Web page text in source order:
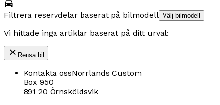
Filtrera reservdelar baserat på bilmodell Välj bilmodell
Vi hittade inga artiklar baserat på ditt urval:
Rensa bil
Kontakta ossNorrlands Custom
Box 950
891 20 Örnsköldsvik